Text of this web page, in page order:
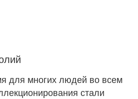
для многих людей во всем
стали